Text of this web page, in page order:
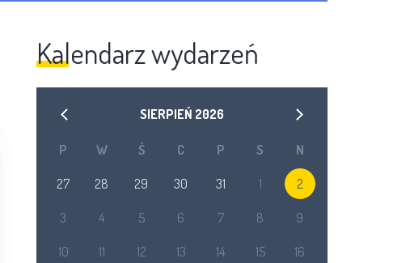
Kalendarz wydarzeń
SIERPIEŃ 2026
P W Ś C P S N
27 28 29 30 31 1 2
3 4 5 6 7 8 9
10 11 12 13 14 15 16